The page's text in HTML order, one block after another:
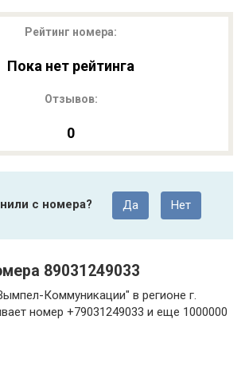
Рейтинг номера:
Пока нет рейтинга
Отзывов:
0
с номера? Да Нет
89031249033
Коммуникации" в регионе г.
номер +79031249033 и еще 1000000